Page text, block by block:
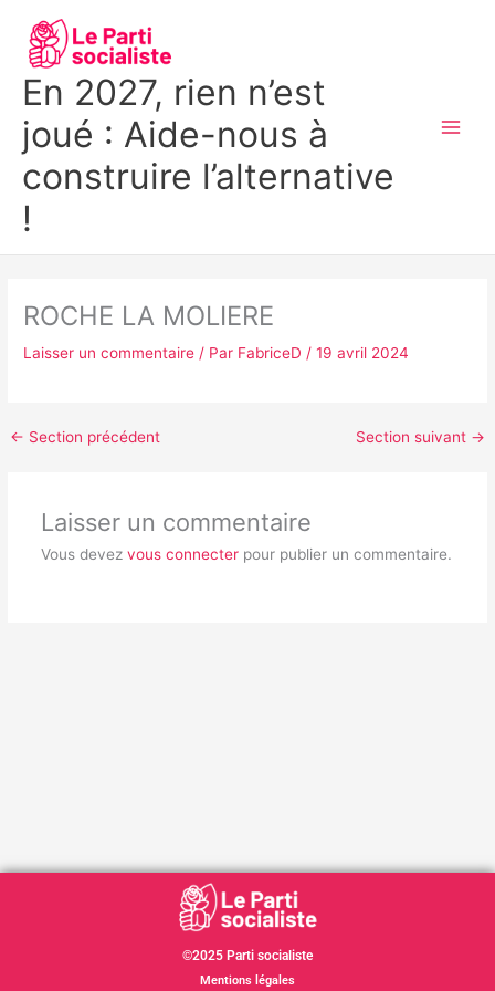
contenu
En 2027, rien n’est
joué : Aide-nous à
construire l’alternative
!
ROCHE LA MOLIERE
Laisser un commentaire / Par FabriceD/19 avril 2024
← Section précédent Section suivant →
Laisser un commentaire
Vous devez vous connecterpour publier un commentaire.
©2025 Parti socialiste
Mentions légales